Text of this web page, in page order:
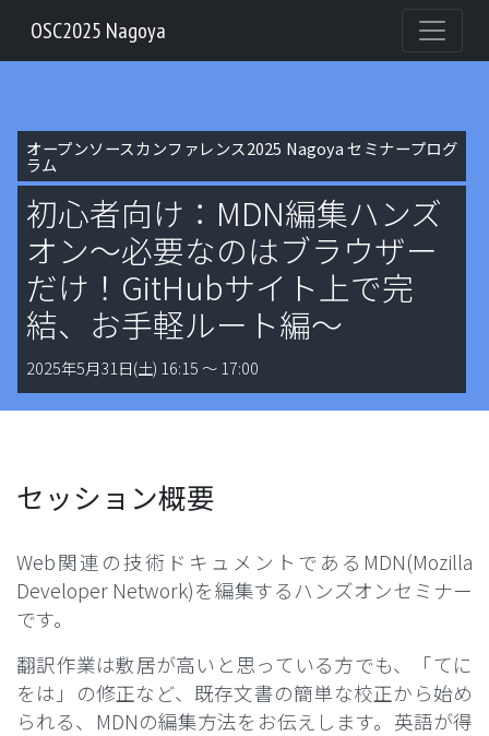
OSC2025 Nagoya
オープンソースカンファレンス2025 Nagoya セミナープログ
ラム
初心者向け：MDN編集ハンズ
オン～必要なのはブラウザー
だけ！GitHubサイト上で完
結、お手軽ルート編～
2025年5月31日(土) 16:15 〜 17:00
セッション概要
Web関連の技術ドキュメントであるMDN(Mozilla
Developer Network)を編集するハンズオンセミナー
です。
翻訳作業は敷居が高いと思っている方でも、「てに
をは」の修正など、既存文書の簡単な校正から始め
られる、MDNの編集方法をお伝えします。英語が得